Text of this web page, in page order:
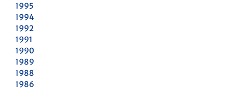
1995
1994
1992
1991
1990
1989
1988
1986